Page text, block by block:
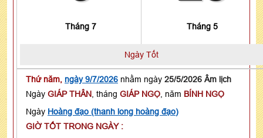
Tháng 7 Tháng 5
Ngày Tốt
Thứ năm, ngày 9/7/2026 nhằm ngày 25/5/2026 Âm lịch
Ngày GIÁP THÂN , tháng GIÁP NGỌ , năm BÍNH NGỌ
Ngày Hoàng đạo (thanh long hoàng đạo)
GIỜ TỐT TRONG NGÀY :